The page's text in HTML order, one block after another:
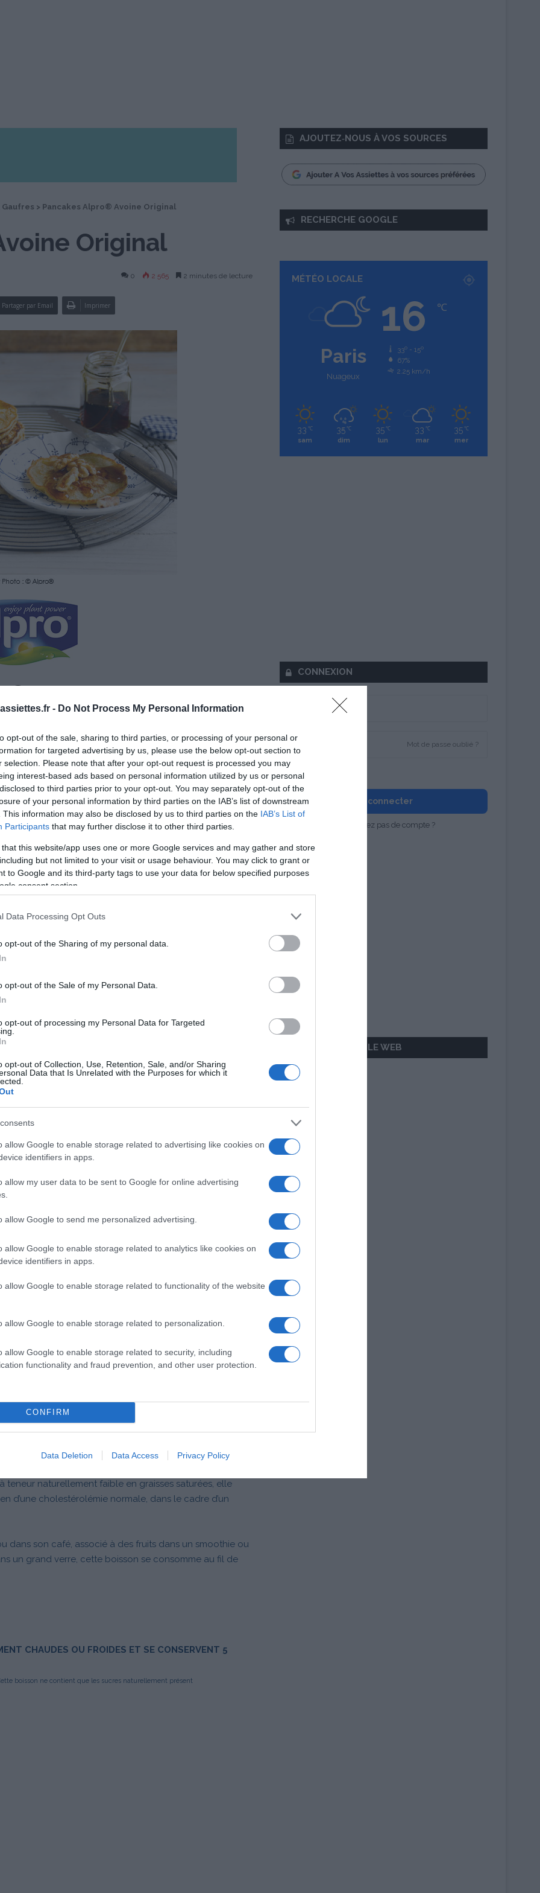
- Do Not Process My Personal Information
opt-out of the sale, sharing to third parties, or processing of your personal or
for targeted advertising by us, please use the below opt-out section to
selection. Please note that after your opt-out request is processed you may
interest-based ads based on personal information utilized by us or personal
to third parties prior to your opt-out. You may separately opt-out of the
of your personal information by third parties on the IAB’s list of downstream
This information may also be disclosed by us to third parties on the IAB’s List of
Participants that may further disclose it to other third parties.
that this website/app uses one or more Google services and may gather and store
but not limited to your visit or usage behaviour. You may click to grant or
to Google and its third-party tags to use your data for below specified purposes
consent section.
Data Processing Opt Outs
opt-out of the Sharing of my personal data.
opt-out of the Sale of my Personal Data.
opt-out of processing my Personal Data for Targeted
opt-out of Collection, Use, Retention, Sale, and/or Sharing
Data that Is Unrelated with the Purposes for which it
allow Google to enable storage related to advertising like cookies on
identifiers in apps.
allow my user data to be sent to Google for online advertising
allow Google to send me personalized advertising.
allow Google to enable storage related to analytics like cookies on
identifiers in apps.
allow Google to enable storage related to functionality of the website
allow Google to enable storage related to personalization.
allow Google to enable storage related to security, including
functionality and fraud prevention, and other user protection.
CONFIRM
Data Deletion Data Access Privacy Policy
Gaufres > Pancakes Alpro® Avoine Original
Original
0 2 565 2 minutes de lecture
Partager par Email Imprimer
la levure, le sucre, le sel, l’extrait de gousse de
mélanger. Incorporer progressivement l’Alpro Avoine
une louche de pâte pour chaque pancake.
RIMER FIBRES ET SAVEURS !
% végétale possède un subtil goût à la fois doux et
teneur naturellement faible en graisses saturées, elle
d’une cholestérolémie normale, dans le cadre d’un
dans son café, associé à des fruits dans un smoothie ou
un grand verre, cette boisson se consomme au fil de
CHAUDES OU FROIDES ET SE CONSERVENT 5
boisson ne contient que les sucres naturellement présent
AJOUTEZ‑NOUS À VOS SOURCES
RECHERCHE GOOGLE
MÉTÉO LOCALE
Paris
Nuageux
16 ℃
33º - 15º
67%
2.25 km/h
33 ℃
sam
35 ℃
dim
35 ℃
lun
33 ℃
mar
35 ℃
mer
CONNEXION
Mot de passe oublié ?
Se souvenir de moi
Se connecter
Vous n'avez pas de compte ?
AILLEURS SUR LE WEB